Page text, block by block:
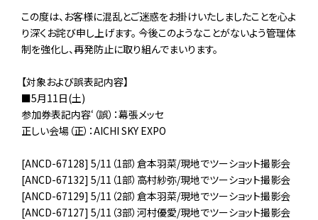
この度は、お客様に混乱とご迷惑をお掛けいたしましたことを心よ
り深くお詫び申し上げます。 今後このようなことがないよう管理体
制を強化し、再発防止に取り組んでまいります。
【対象および誤表記内容】
■5月11日(土)
参加券表記内容‘（誤）：幕張メッセ
正しい会場（正）：AICHI SKY EXPO
[ANCD-67128] 5/11（1部）倉本羽菜/現地でツーショット撮影会
[ANCD-67132] 5/11（1部）高村紗弥/現地でツーショット撮影会
[ANCD-67129] 5/11（2部）倉本羽菜/現地でツーショット撮影会
[ANCD-67127] 5/11（3部）河村優愛/現地でツーショット撮影会